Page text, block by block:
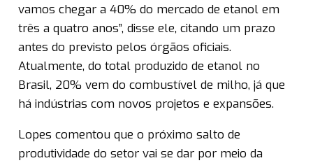
vamos chegar a 40% do mercado de etanol em
três a quatro anos”, disse ele, citando um prazo
antes do previsto pelos órgãos oficiais.
Atualmente, do total produzido de etanol no
Brasil, 20% vem do combustível de milho, já que
há indústrias com novos projetos e expansões.
Lopes comentou que o próximo salto de
produtividade do setor vai se dar por meio da